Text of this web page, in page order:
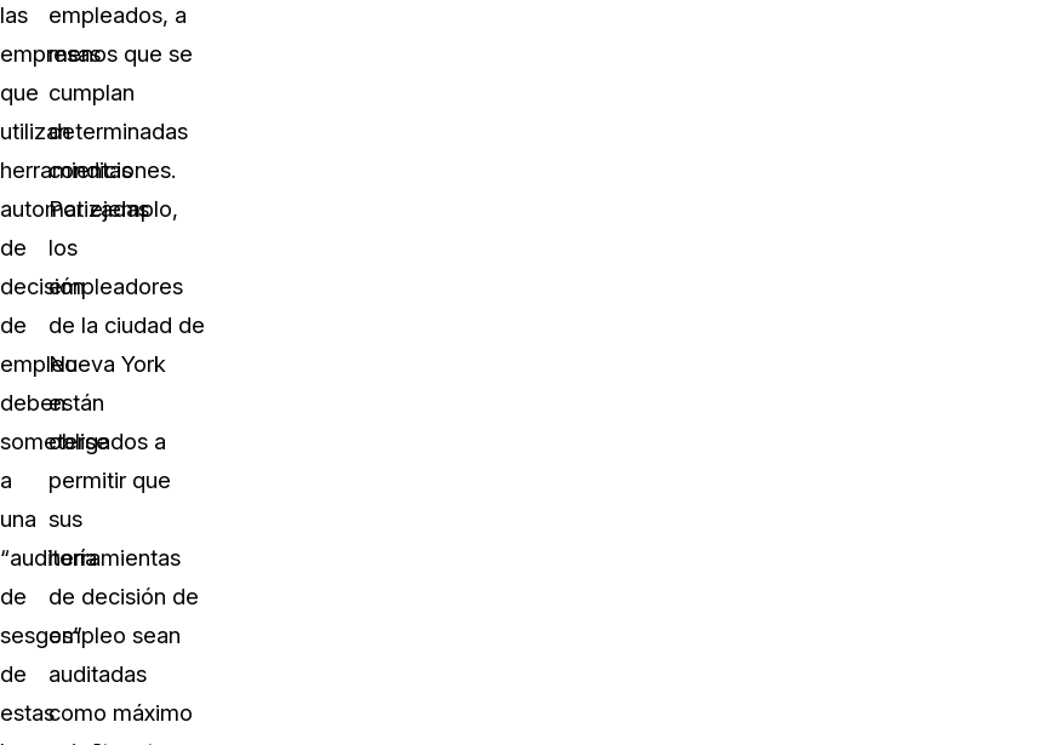
las
empresas
que
utilizan
herramientas
automatizadas
de
decisión
de
empleo
deben
someterse
a
una
“auditoría
de
sesgos”
de
estas
empleados, a
menos que se
cumplan
determinadas
condiciones.
Por ejemplo,
los
empleadores
de la ciudad de
Nueva York
están
obligados a
permitir que
sus
herramientas
de decisión de
empleo sean
auditadas
como máximo